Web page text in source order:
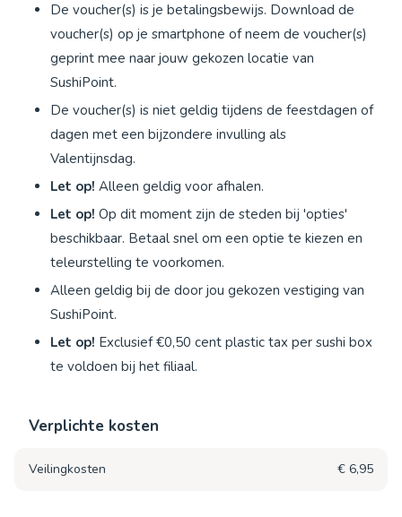
De voucher(s) is je betalingsbewijs. Download de
voucher(s) op je smartphone of neem de voucher(s)
geprint mee naar jouw gekozen locatie van
SushiPoint.
De voucher(s) is niet geldig tijdens de feestdagen of
dagen met een bijzondere invulling als
Valentijnsdag.
Let op! Alleen geldig voor afhalen.
Let op! Op dit moment zijn de steden bij 'opties'
beschikbaar. Betaal snel om een optie te kiezen en
teleurstelling te voorkomen.
Alleen geldig bij de door jou gekozen vestiging van
SushiPoint.
Let op! Exclusief €0,50 cent plastic tax per sushi box
te voldoen bij het filiaal.
Verplichte kosten
Veilingkosten € 6,95